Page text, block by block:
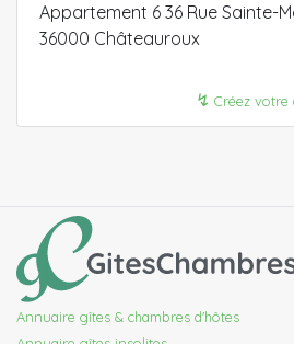
Appartement 6 36 Rue Sainte-
36000 Châteauroux
↯ Créez votre
Annuaire gîtes & chambres d'hôtes